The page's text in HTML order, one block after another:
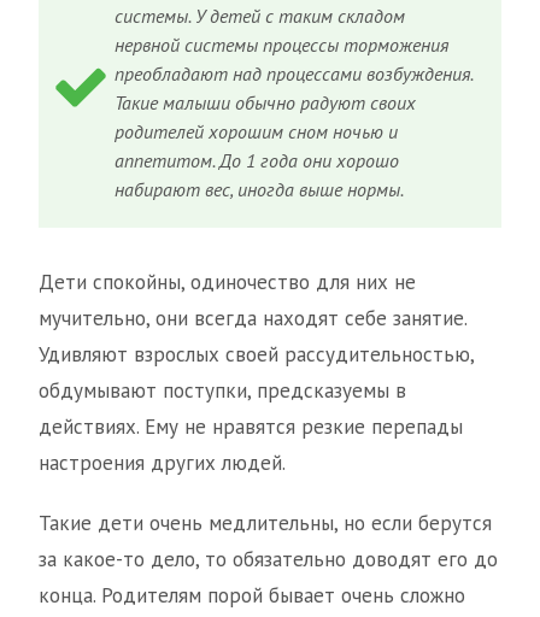
системы. У детей с таким складом
нервной системы процессы торможения
преобладают над процессами возбуждения.
Такие малыши обычно радуют своих
родителей хорошим сном ночью и
аппетитом. До 1 года они хорошо
набирают вес, иногда выше нормы.
Дети спокойны, одиночество для них не
мучительно, они всегда находят себе занятие.
Удивляют взрослых своей рассудительностью,
обдумывают поступки, предсказуемы в
действиях. Ему не нравятся резкие перепады
настроения других людей.
Такие дети очень медлительны, но если берутся
за какое-то дело, то обязательно доводят его до
конца. Родителям порой бывает очень сложно